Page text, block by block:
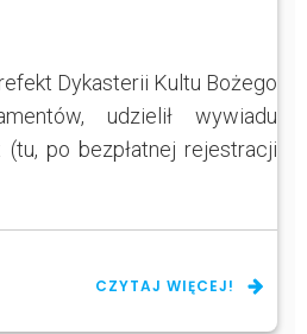
Dykasterii Kultu Bożego
udzielił wywiadu
po bezpłatnej rejestracji
CZYTAJ WIĘCEJ!